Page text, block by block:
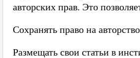
авторских прав. Это
Сохранять право на
Размещать свои статьи в